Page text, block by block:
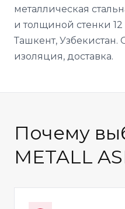
металлическая
и толщиной стенки
Ташкент, Узбекистан.
изоляция, доставка.
Почему
METALL